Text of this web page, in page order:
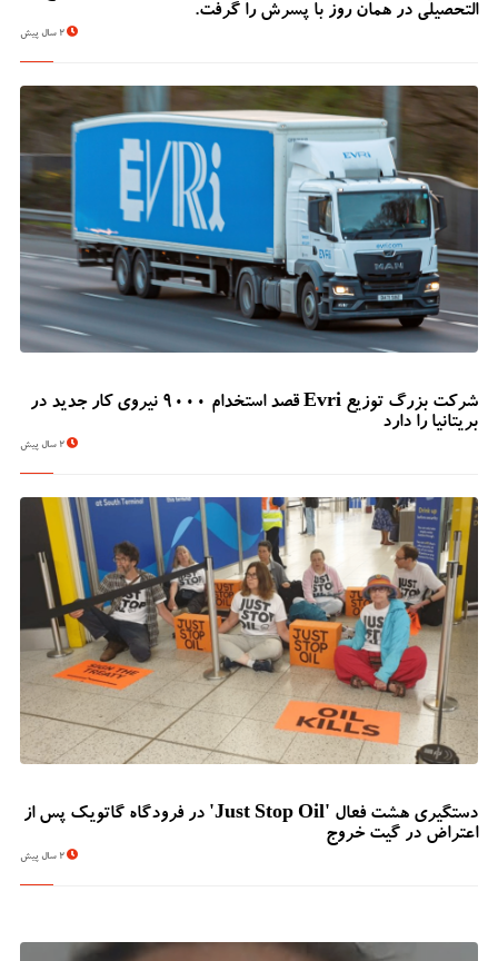
التحصیلی در همان روز با پسرش را گرفت.
2 سال پیش
شرکت بزرگ توزیع Evri قصد استخدام ۹۰۰۰ نیروی کار جدید در
بریتانیا را دارد
2 سال پیش
دستگیری هشت فعال 'Just Stop Oil' در فرودگاه گاتویک پس از
اعتراض در گیت خروج
2 سال پیش